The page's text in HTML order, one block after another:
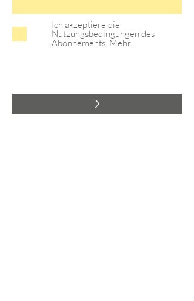
Ich akzeptiere die
Nutzungsbedingungen des
Abonnements. Mehr...
>